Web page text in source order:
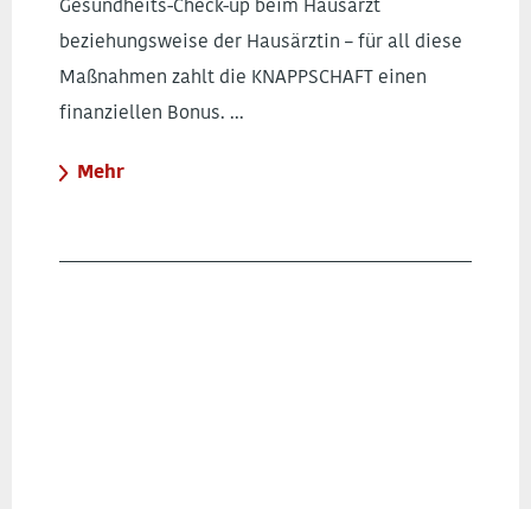
Gesundheits-Check-up beim Hausarzt
beziehungsweise der Hausärztin – für all diese
Maßnahmen zahlt die KNAPPSCHAFT einen
finanziellen Bonus. ...
Mehr